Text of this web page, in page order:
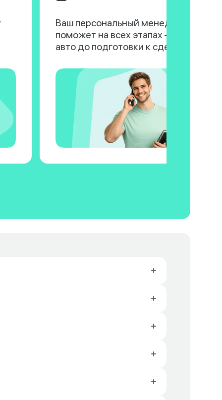
Ваш персональный менеджер
поможет на всех этапах — от выбора
авто до подготовки к сделке.